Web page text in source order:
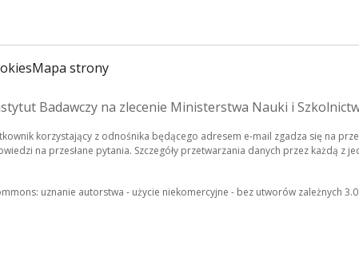
Mapa strony
Badawczy na zlecenie Ministerstwa Nauki i
korzystający z odnośnika będącego adresem e-mail zgadza się na
na przesłane pytania. Szczegóły przetwarzania danych przez każdą z
uznanie autorstwa - użycie niekomercyjne - bez utworów zależnych 3.0